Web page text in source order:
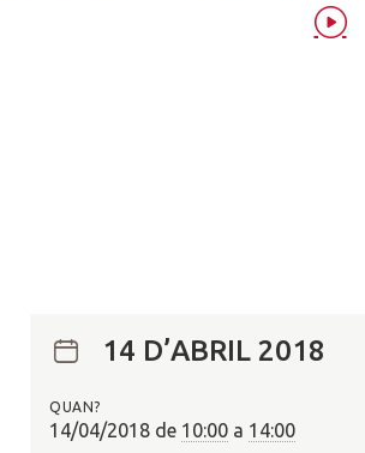
14 D’ABRIL 2018
QUAN?
14/04/2018 de 10:00 a 14:00